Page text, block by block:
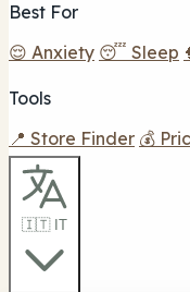
Best For
😌 Anxiety 😴 Sleep
Tools
📍 Store Finder 💰
🇮🇹 IT